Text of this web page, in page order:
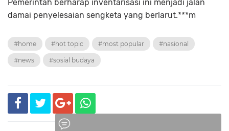
Pemerintah berharap inventarisasi ini menjadi jalan
damai penyelesaian sengketa yang berlarut.***m
#home #hot topic #most popular #nasional
#news #sosial budaya